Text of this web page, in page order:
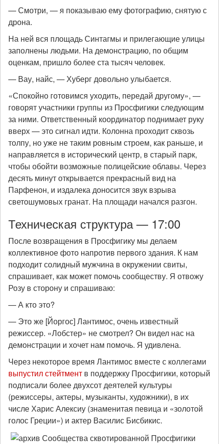
— Смотри, — я показываю ему фотографию, снятую с
дрона.
На ней вся площадь Синтагмы и прилегающие улицы
заполнены людьми. На демонстрацию, по общим
оценкам, пришло более ста тысяч человек.
— Вау, найс, — Хуберг довольно улыбается.
«Спокойно готовимся уходить, передай другому», —
говорят участники группы из Просфигики следующим
за ними. Ответственный координатор поднимает руку
вверх — это сигнал идти. Колонна проходит сквозь
толпу, но уже не таким ровным строем, как раньше, и
направляется в исторический центр, в старый парк,
чтобы обойти возможные полицейские облавы. Через
десять минут открывается прекрасный вид на
Парфенон, и издалека доносится звук взрыва
светошумовых гранат. На площади начался разгон.
Техническая структура — 17:00
После возвращения в Просфигику мы делаем
коллективное фото напротив первого здания. К нам
подходит солидный мужчина в окружении свиты,
спрашивает, как может помочь сообществу. Я отвожу
Розу в сторону и спрашиваю:
— А кто это?
— Это же [Йоргос] Лантимос, очень известный
режиссер. «Лобстер» не смотрел? Он видел нас на
демонстрации и хочет нам помочь. Я удивлена.
Через некоторое время Лантимос вместе с коллегами
выпустил стейтмент в поддержку Просфигики, который
подписали более двухсот деятелей культуры
(режиссеры, актеры, музыканты, художники), в их
числе Харис Алексиу (знаменитая певица и «золотой
голос Греции») и актер Василис Бисбикис.